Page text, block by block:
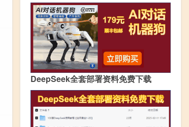
DeepSeek全套部署资料免费下载